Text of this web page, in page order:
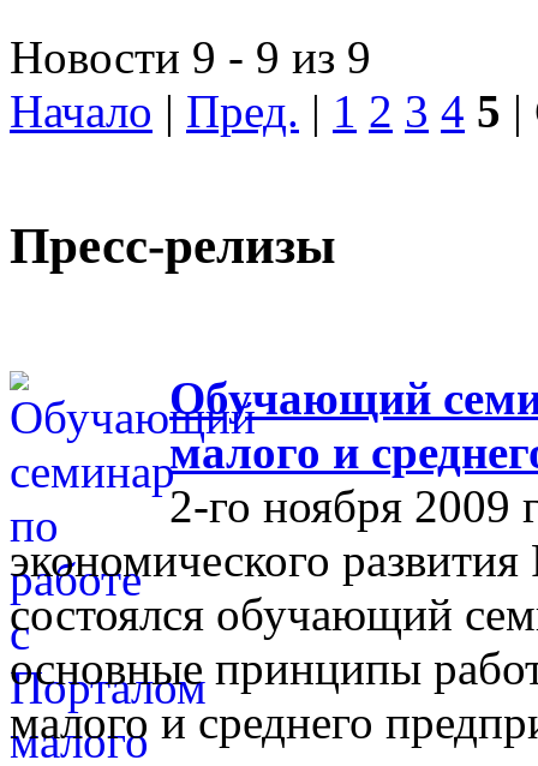
Новости 9 - 9 из 9
Начало | Пред. | 1 2 3 4 5 |
Пресс-релизы
Обучающий
малого и
2-го ноября 2009
экономического
состоялся обучающий
основные принципы
малого и среднего